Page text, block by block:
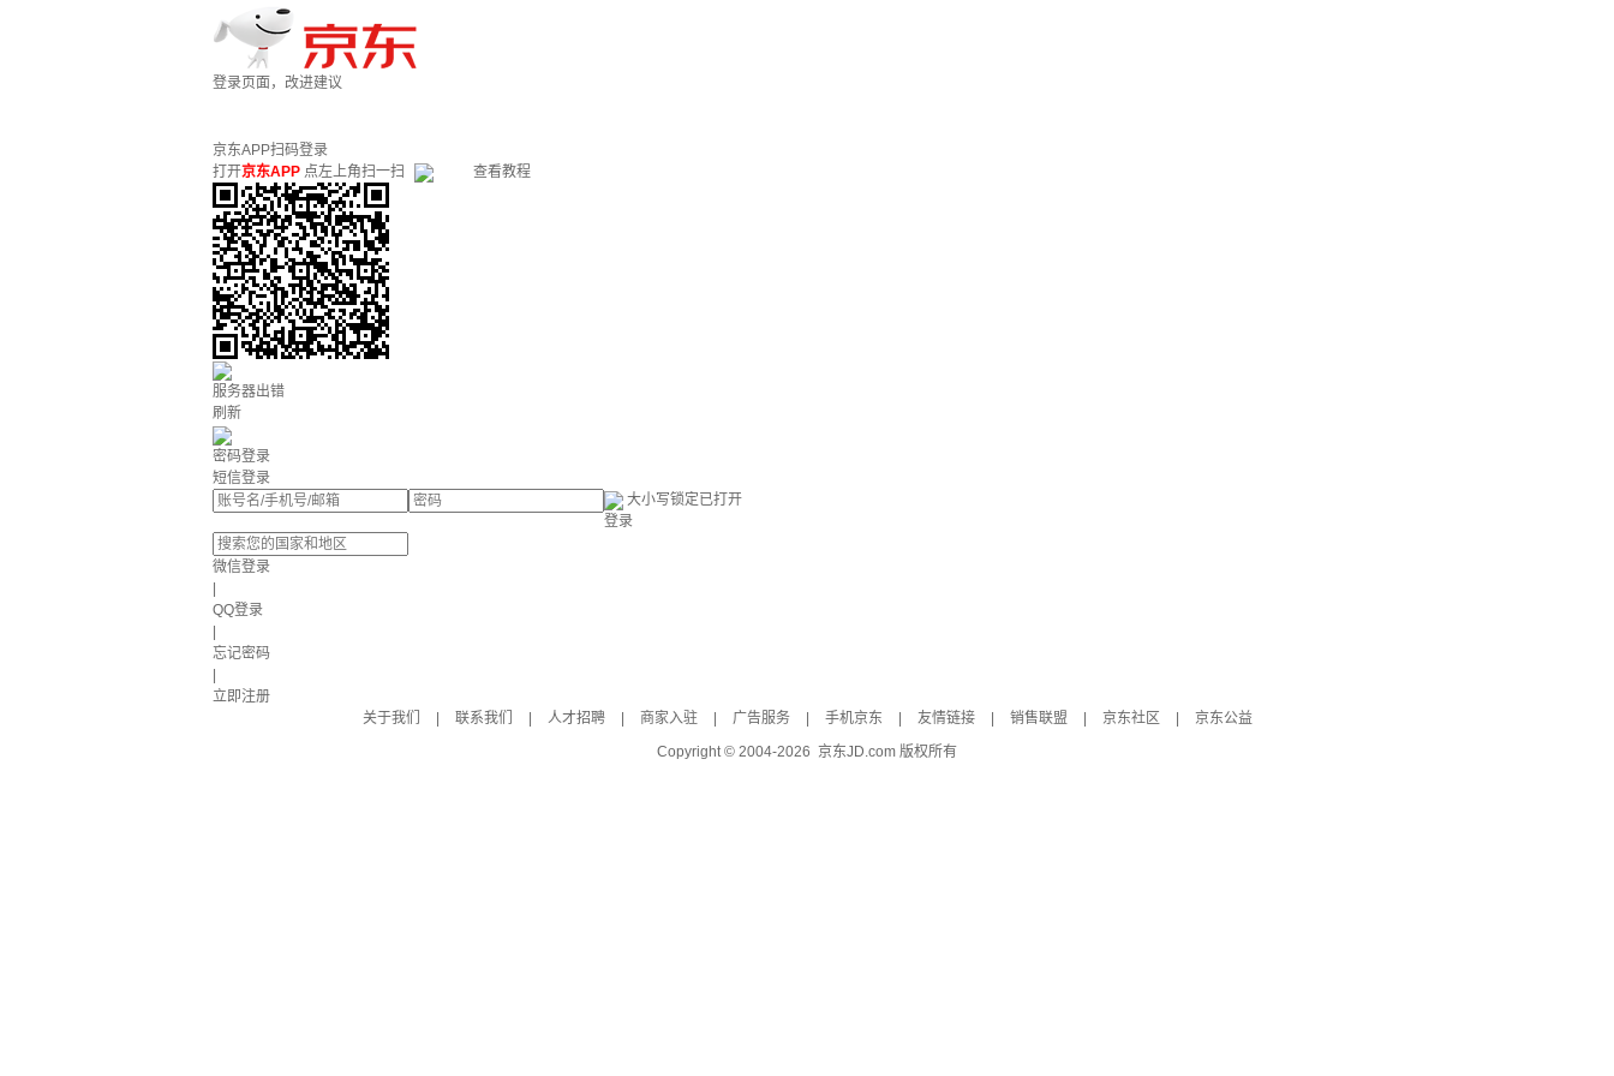
登录页面，改进建议
京东APP扫码登录
打开京东APP 点左上角扫一扫 查看教程
服务器出错
刷新
密码登录
短信登录
大小写锁定已打开
登录
微信登录
QQ登录
忘记密码
立即注册
关于我们
联系我们 人才招聘 商家入驻 广告服务 手机京东 友情链接 销售联盟 京东社区
京东公益
Copyright © 2004-2026 京东JD.com 版权所有